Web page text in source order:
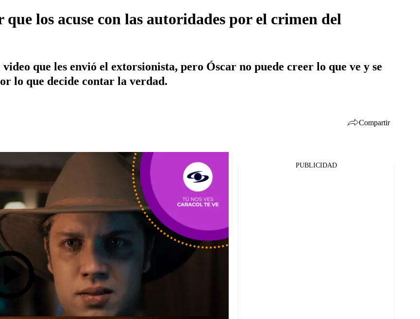
los acuse con las autoridades por el crimen del
que les envió el extorsionista, pero Óscar no puede creer lo que ve y se
lo que decide contar la verdad.
Compartir
PUBLICIDAD